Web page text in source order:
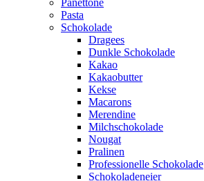
Panettone
Pasta
Schokolade
Dragees
Dunkle Schokolade
Kakao
Kakaobutter
Kekse
Macarons
Merendine
Milchschokolade
Nougat
Pralinen
Professionelle Schokolade
Schokoladeneier